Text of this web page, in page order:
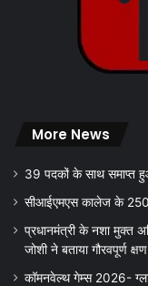
More News
39 पदकों के साथ समाप्त
सीआईएमएस कालेज के 250
प्रधानमंत्री के नशा मुक्त
जोशी ने बताया गौरवपूर्ण
कॉमनवेल्थ गेम्स 2026-